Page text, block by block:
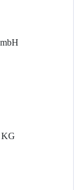
KG